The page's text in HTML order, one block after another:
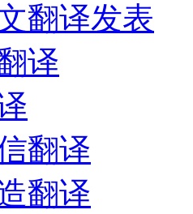
翻译发表
译
翻译
翻译